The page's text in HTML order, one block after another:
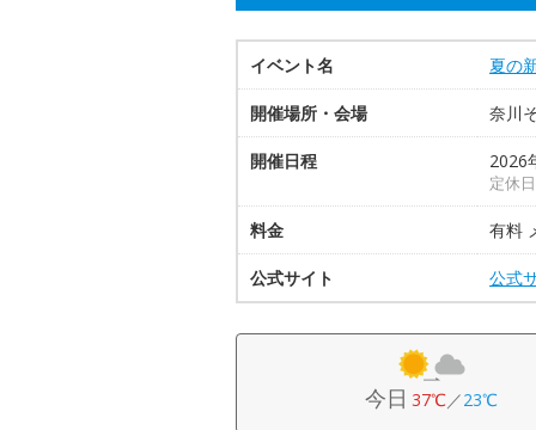
イベント名 夏の
開催場所・会場 奈川
開催日程 2026
定休
料金 有料
公式サイト 公式
今日 37℃／23℃